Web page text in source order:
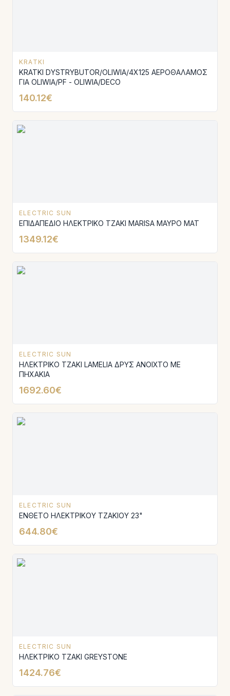
KRATKI
KRATKI DYSTRYBUTOR/OLIWIA/4X125 ΑΕΡΟΘΑΛΑΜΟΣ
ΓΙΑ OLIWIA/PF - OLIWIA/DECO
140.12€
ELECTRIC SUN
ΕΠΙΔΑΠΕΔΙΟ ΗΛΕΚΤΡΙΚΟ ΤΖΑΚΙ MARISA ΜΑΥΡΟ MAT
1349.12€
ELECTRIC SUN
ΗΛΕΚΤΡΙΚΟ ΤΖΑΚΙ LAMELIA ΔΡΥΣ ΑΝΟΙΧΤΟ ΜΕ
ΠΗΧΑΚΙΑ
1692.60€
ELECTRIC SUN
ΕΝΘΕΤΟ ΗΛΕΚΤΡΙΚΟΥ ΤΖΑΚΙΟΥ 23"
644.80€
ELECTRIC SUN
ΗΛΕΚΤΡΙΚΟ ΤΖΑΚΙ GREYSTONE
1424.76€